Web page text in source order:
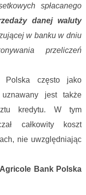
spłacanego
danej waluty
w banku w dniu
przeliczeń
Polska często jako
uznawany jest także
kredytu. W tym
całkowity koszt
nie uwzględniając
Bank Polska